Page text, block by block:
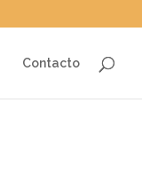
Contacto